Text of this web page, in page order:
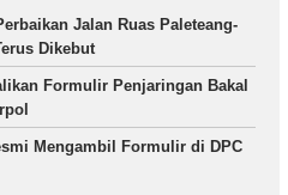
Jalan Ruas Paleteang-
Dikebut
Formulir Penjaringan Bakal
Mengambil Formulir di DPC